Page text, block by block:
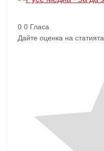
0 0 Гласа
Дайте оценка на статията